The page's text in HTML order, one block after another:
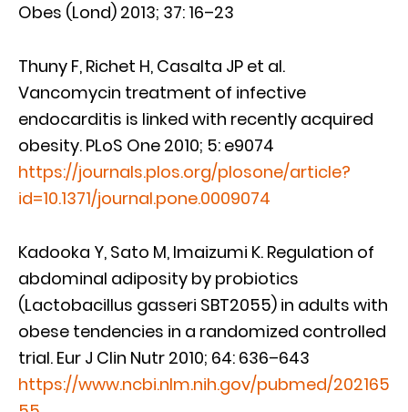
Obes (Lond) 2013; 37: 16–23
Thuny F, Richet H, Casalta JP et al.
Vancomycin treatment of infective
endocarditis is linked with recently acquired
obesity. PLoS One 2010; 5: e9074
https://journals.plos.org/plosone/article?
id=10.1371/journal.pone.0009074
Kadooka Y, Sato M, Imaizumi K. Regulation of
abdominal adiposity by probiotics
(Lactobacillus gasseri SBT2055) in adults with
obese tendencies in a randomized controlled
trial. Eur J Clin Nutr 2010; 64: 636–643
https://www.ncbi.nlm.nih.gov/pubmed/202165